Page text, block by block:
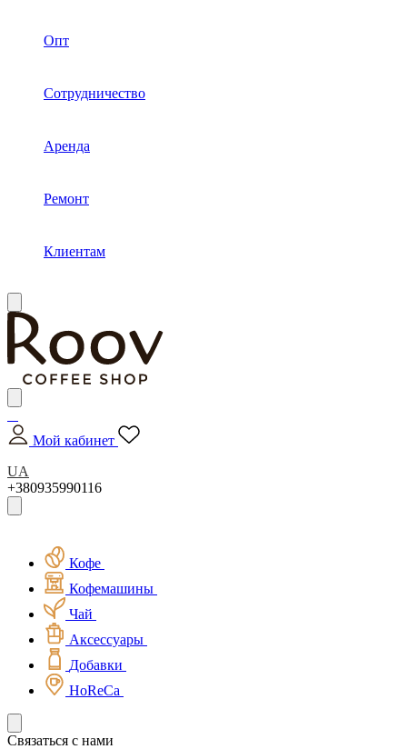
Опт
Сотрудничество
Аренда
Ремонт
Клиентам
Мой кабинет
UA
+380935990116
Кофе
Кофемашины
Чай
Аксессуары
Добавки
HoReCa
Связаться с нами